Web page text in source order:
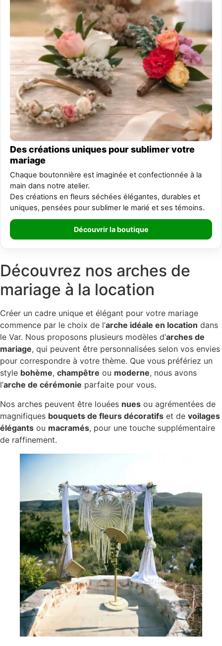
Des créations uniques pour sublimer votre
mariage
Chaque boutonnière est imaginée et confectionnée à la
main dans notre atelier.
Des créations en fleurs séchées élégantes, durables et
uniques, pensées pour sublimer le marié et ses témoins.
Découvrir la boutique
Découvrez nos arches de
mariage à la location
Créer un cadre unique et élégant pour votre mariage
commence par le choix de l’arche idéale en location dans
le Var. Nous proposons plusieurs modèles d’arches de
mariage, qui peuvent être personnalisées selon vos envies
pour correspondre à votre thème. Que vous préfériez un
style bohème, champêtre ou moderne, nous avons
l’arche de cérémonie parfaite pour vous.
Nos arches peuvent être louées nues ou agrémentées de
magnifiques bouquets de fleurs décoratifs et de voilages
élégants ou macramés, pour une touche supplémentaire
de raffinement.